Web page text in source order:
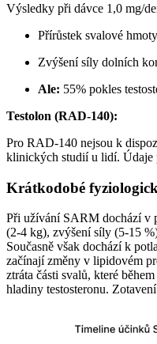
Výsledky při dávce 1,0 mg/
Přírůstek svalové
Zvýšení síly dolních
Ale: 55% pokles
Testolon (RAD-140):
Pro RAD-140 nejsou k
klinických studií u lidí. Údaje
Krátkodobé
Při užívání SARM dochází v
(2-4 kg), zvýšení síly (5-15
Současně však dochází k
začínají změny v lipidovém
ztráta části svalů, které
hladiny testosteronu.